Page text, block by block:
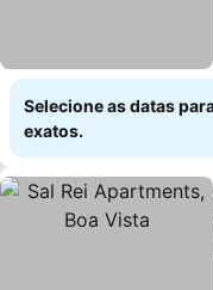
Selecione as datas
exatos.